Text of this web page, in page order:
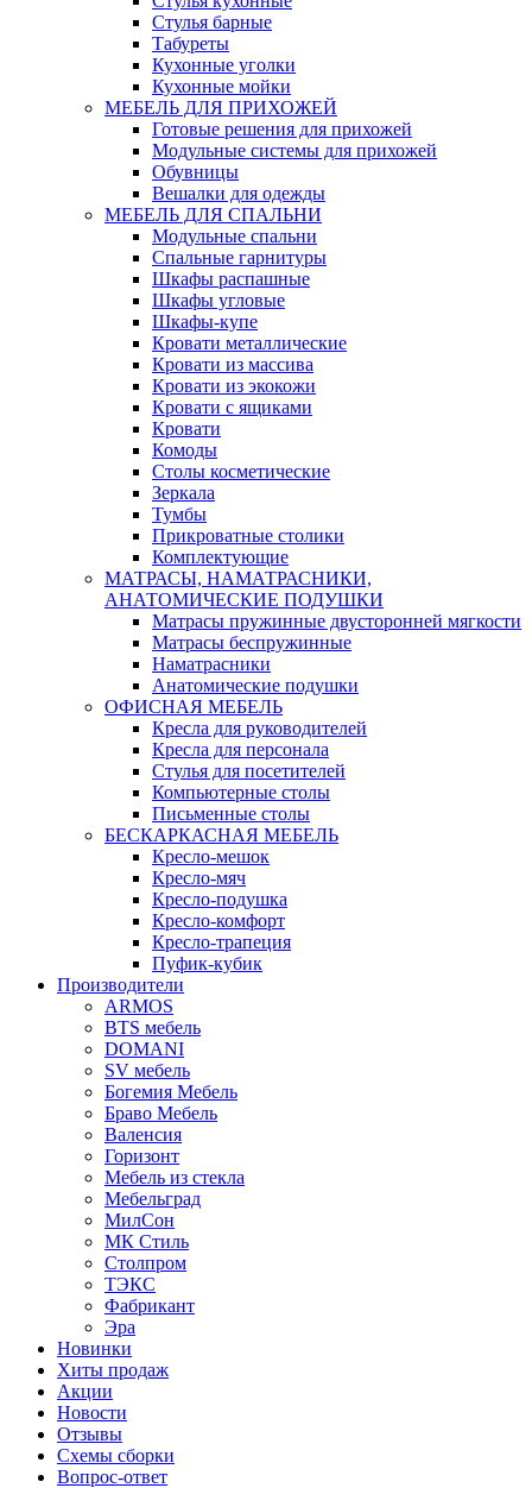
Стулья барные
Табуреты
Кухонные уголки
Кухонные мойки
МЕБЕЛЬ ДЛЯ ПРИХОЖЕЙ
Готовые решения для прихожей
Модульные системы для прихожей
Обувницы
Вешалки для одежды
МЕБЕЛЬ ДЛЯ СПАЛЬНИ
Модульные спальни
Спальные гарнитуры
Шкафы распашные
Шкафы угловые
Шкафы-купе
Кровати металлические
Кровати из массива
Кровати из экокожи
Кровати с ящиками
Кровати
Комоды
Столы косметические
Зеркала
Тумбы
Прикроватные столики
Комплектующие
МАТРАСЫ, НАМАТРАСНИКИ,
АНАТОМИЧЕСКИЕ ПОДУШКИ
Матрасы пружинные двусторонней мягкости
Матрасы беспружинные
Наматрасники
Анатомические подушки
ОФИСНАЯ МЕБЕЛЬ
Кресла для руководителей
Кресла для персонала
Стулья для посетителей
Компьютерные столы
Письменные столы
БЕСКАРКАСНАЯ МЕБЕЛЬ
Кресло-мешок
Кресло-мяч
Кресло-подушка
Кресло-комфорт
Кресло-трапеция
Пуфик-кубик
Производители
ARMOS
BTS мебель
DOMANI
SV мебель
Богемия Мебель
Браво Мебель
Валенсия
Горизонт
Мебель из стекла
Мебельград
МилСон
МК Стиль
Столпром
ТЭКС
Фабрикант
Эра
Новинки
Хиты продаж
Акции
Новости
Отзывы
Схемы сборки
Вопрос-ответ